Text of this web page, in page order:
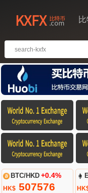
BTC/HKD +0.4%
HK$507576